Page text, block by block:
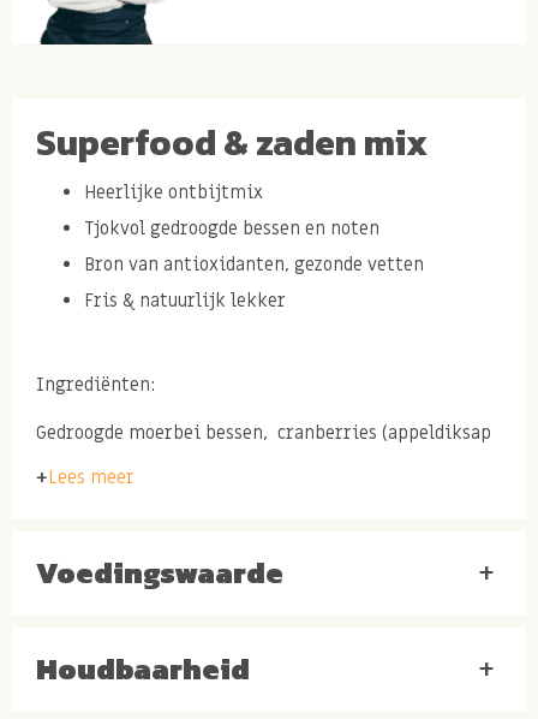
Superfood & zaden mix
Heerlijke ontbijtmix
Tjokvol gedroogde bessen en noten
Bron van antioxidanten, gezonde vetten
Fris & natuurlijk lekker
Ingrediënten:
Gedroogde moerbei bessen, cranberries (appeldiksap
gezoet), reform rozijnen (<0,1% zonnebloemolie),
Lees meer
Voedingswaarde +
Houdbaarheid +